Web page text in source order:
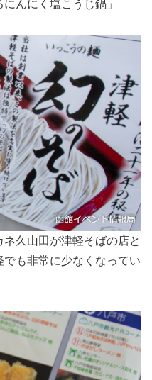
んにく塩こうじ鍋」
ネ久山田が津軽そばの店と
も非常に少なくなってい